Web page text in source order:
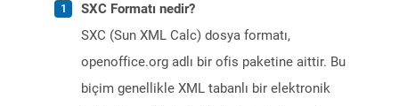
SXC Formatı nedir?
SXC (Sun XML Calc) dosya formatı,
openoffice.org adlı bir ofis paketine aittir. Bu
biçim genellikle XML tabanlı bir elektronik